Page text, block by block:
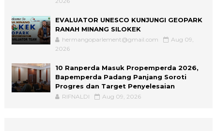
EVALUATOR UNESCO KUNJUNGI GEOPARK
RANAH MINANG SILOKEK
hermangoparlement@gmail.com
Aug 09,
2026
10 Ranperda Masuk Propemperda 2026,
Bapemperda Padang Panjang Soroti
Progres dan Target Penyelesaian
RIFNALDI Aug 09, 2026